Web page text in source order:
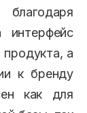
интерфейс
а
к бренду
как для